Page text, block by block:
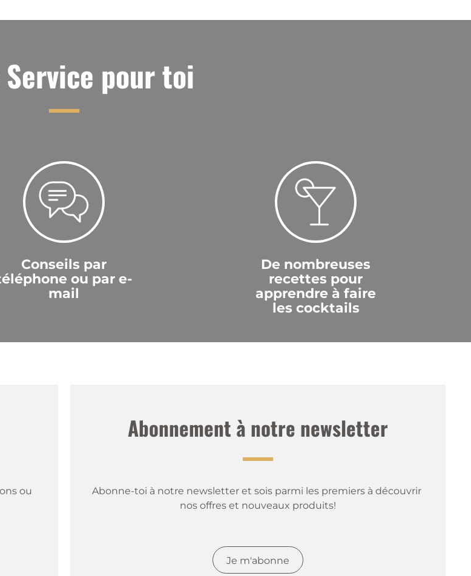
pour toi
Conseils par
ou par e-
mail
De nombreuses
recettes pour
apprendre à faire
les cocktails
ou
Abonnement à notre newsletter
Abonne-toi à notre newsletter et sois parmi les premiers à découvrir
nos offres et nouveaux produits!
Je m'abonne